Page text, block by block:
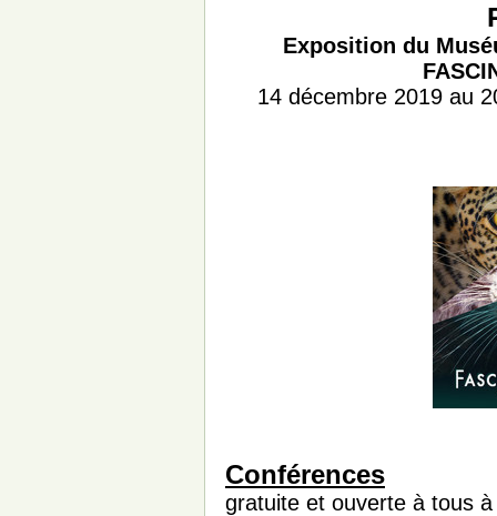
Exposition du
14 décembre 2019 au
Conférences
gratuite et ouverte à tous